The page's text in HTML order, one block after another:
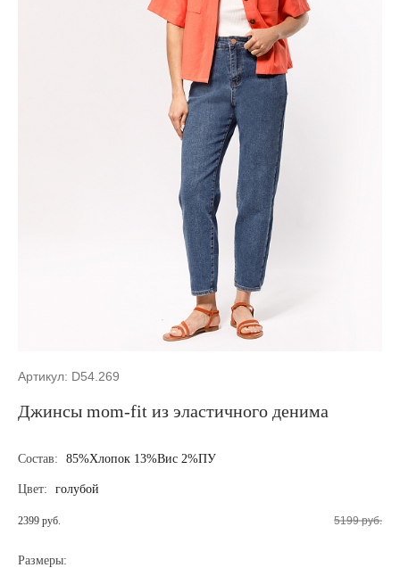
Артикул: D54.269
Джинсы mom-fit из эластичного денима
Состав: 85%Хлопок 13%Вис 2%ПУ
Цвет: голубой
2399 руб. 5199 руб.
Размеры: